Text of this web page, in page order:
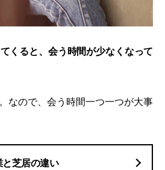
くると、会う時間が少なくなって
なので、会う時間一つ一つが大事
と芝居の違い